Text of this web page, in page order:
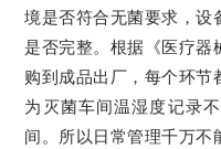
境是否符合无菌要求，设
是否完整。根据《医疗
购到成品出厂，每个环节
为灭菌车间温湿度记录
间。所以日常管理千万不